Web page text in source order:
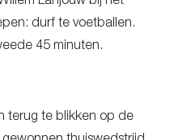
durf te voetballen.
45 minuten.
terug te blikken op de